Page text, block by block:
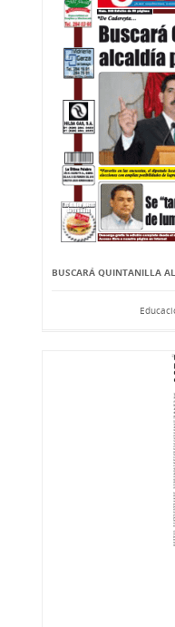
BUSCARÁ QUINTANILLA